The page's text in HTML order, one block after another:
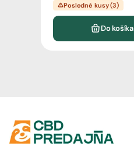
Posledné kusy (3)
Do košíka